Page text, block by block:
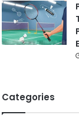
Categories